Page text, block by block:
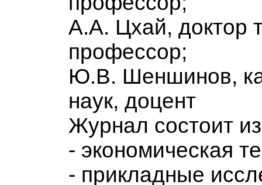
А.А. Цхай, доктор
профессор;
Ю.В. Шеншинов,
наук, доцент
Журнал состоит
- экономическая
- прикладные